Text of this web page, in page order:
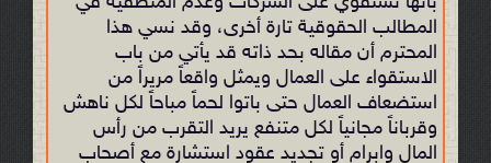
المطالب الحقوقية تارة أخرى، وقد نسي هذا
المحترم أن مقاله بحد ذاته قد يأتي من باب
الاستقواء على العمال ويمثل واقعاً مريراً من
استضعاف العمال حتى باتوا لحماً مباحاً لكل ناهش
وقرباناً مجانياً لكل متنفع يريد التقرب من رأس
المال وابرام أو تجديد عقود استشارة مع أصحاب